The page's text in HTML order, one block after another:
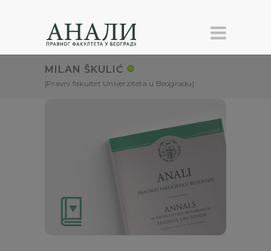
MILAN ŠKULIĆ
[Pravni fakultet Univerziteta u Beogradu]